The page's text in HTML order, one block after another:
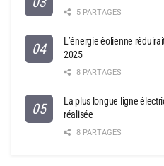
5 PARTAGES
L’énergie éolienne
2025
8 PARTAGES
La plus longue ligne
réalisée
8 PARTAGES